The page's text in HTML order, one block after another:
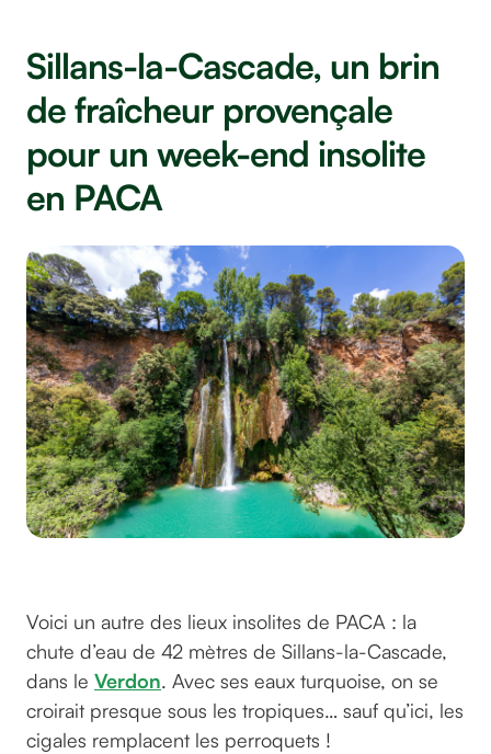
Sillans-la-Cascade, un brin
de fraîcheur provençale
pour un week-end insolite
en PACA
Voici un autre des lieux insolites de PACA : la
chute d’eau de 42 mètres de Sillans-la-Cascade,
dans le Verdon. Avec ses eaux turquoise, on se
croirait presque sous les tropiques… sauf qu’ici, les
cigales remplacent les perroquets !